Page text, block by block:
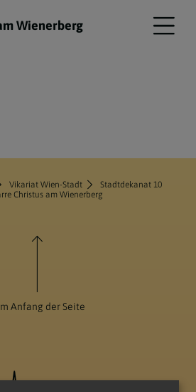
Wienerberg
Vikariat Wien-Stadt
Stadtdekanat 10
Christus am Wienerberg
Anfang der Seite